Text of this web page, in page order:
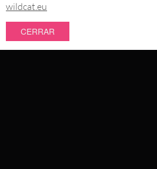
PAGO CON
wildcat.eu
CERRAR